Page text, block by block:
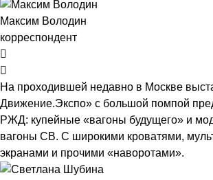
Максим Володин
корреспондент
На проходившей недавно в Мос­кве
Движение.Экспо» с большой помпой
РЖД: купейные «вагоны будущего» и
вагоны СВ. С широкими кроватями,
экранами и прочими «наворотами».